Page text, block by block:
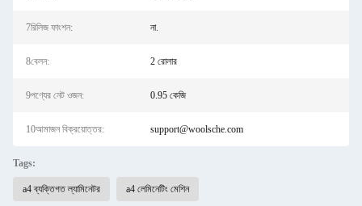
7রিলিজ ফাংশন: না.
8বেলন: 2 রোলার
9পণ্যের নেট ওজন: 0.95 কেজি
10আমাজন বিক্রয়োত্তর: support@woolsche.com
Tags:
a4 ব্যক্তিগত ল্যামিনেটর a4 লেমিনেটিং মেশিন